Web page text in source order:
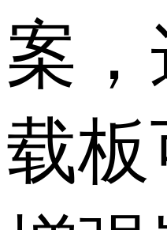
案
载板